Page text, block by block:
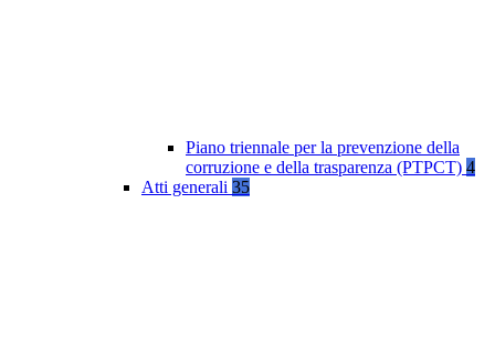
Piano triennale per la prevenzione della
corruzione e della trasparenza (PTPCT) 4
Atti generali 35